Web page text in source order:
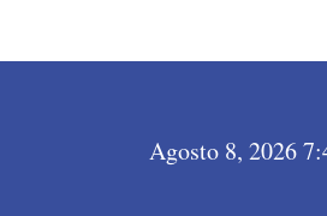
Agosto 8, 2026